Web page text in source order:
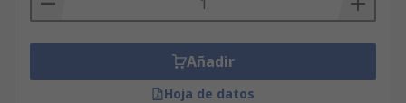
Añadir
Hoja de datos